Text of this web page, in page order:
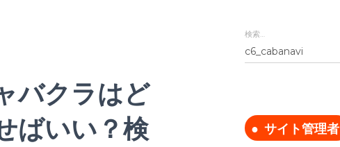
バクラはど
ばいい？検
検
索
検索…
サイト管理者